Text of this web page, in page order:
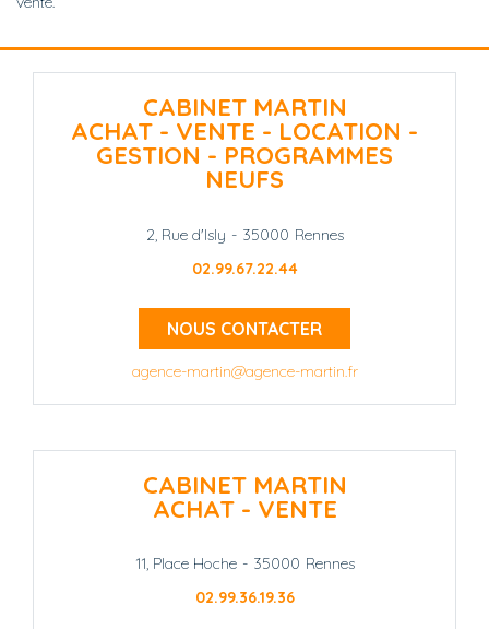
CABINET MARTIN
ACHAT - VENTE - LOCATION -
GESTION - PROGRAMMES
NEUFS
2, Rue d'Isly - 35000 Rennes
02.99.67.22.44
NOUS CONTACTER
agence-martin@agence-martin.fr
CABINET MARTIN
ACHAT - VENTE
11, Place Hoche - 35000 Rennes
02.99.36.19.36